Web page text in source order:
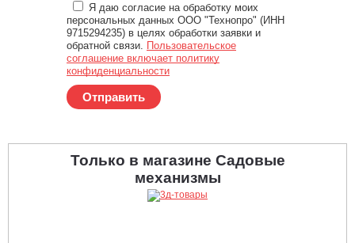
Я даю согласие на обработку моих
персональных данных ООО "Технопро" (ИНН
9715294235) в целях обработки заявки и
обратной связи.
Пользовательское
соглашение включает политику
конфиденциальности
Отправить
Только в магазине Садовые
механизмы